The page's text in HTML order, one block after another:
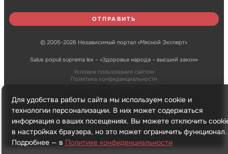
© 2005-2026 Независимый портал «Мясной Эксперт»
Salus populi suprema lex – «Здоровье народа – высший закон»
Условия пользования сайтом
Политика конфиденциальности
Соглашение о пользовании сайтом
Для удобства работы сайта мы используем cookie и
технологии персонализации. В них может содержаться
информация о ваших посещениях. Вы можете отключить
в настройках браузера, но это может ограничить функционал.
Подробнее — в Политике конфиденциальности